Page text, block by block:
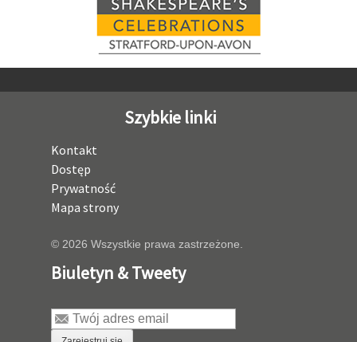
Szybkie linki
Kontakt
Dostęp
Prywatność
Mapa strony
© 2026 Wszystkie prawa zastrzeżone.
Biuletyn & Tweety